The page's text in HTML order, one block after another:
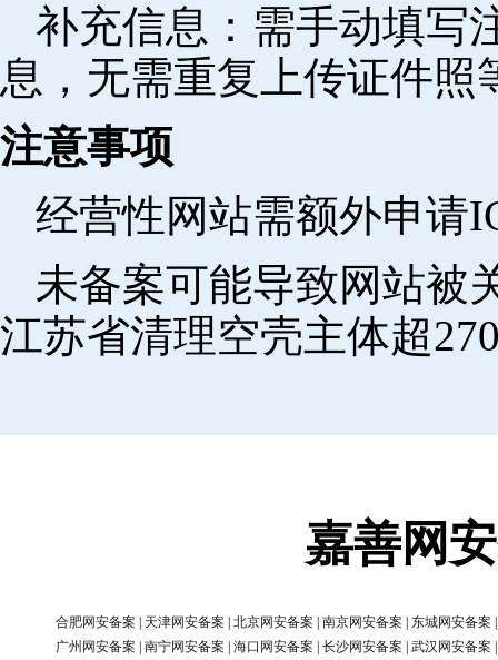
补充信息：需手动填写
息，无需重复上传证件照
注意事项
经营性网站需额外申请
未备案可能导致网站被
江苏省清理空壳主体超
嘉善网
合肥网安备案 天津网安备案 北京网安备案 南京网安备案 东城网安备案
广州网安备案
南宁网安备案 海口网安备案 长沙网安备案 武汉网安备案